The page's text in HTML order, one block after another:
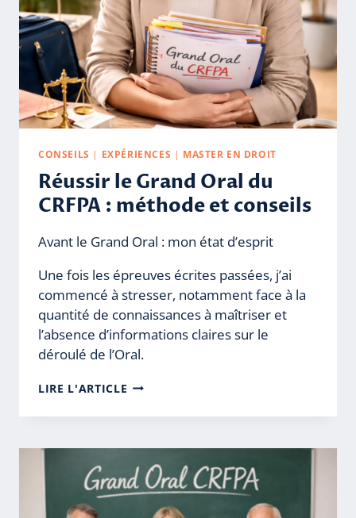
CONSEILS | EXPÉRIENCES | MASTER EN DROIT
Réussir le Grand Oral du
CRFPA : méthode et conseils
Avant le Grand Oral : mon état d’esprit
Une fois les épreuves écrites passées, j’ai
commencé à stresser, notamment face à la
quantité de connaissances à maîtriser et
l’absence d’informations claires sur le
déroulé de l’Oral.
LIRE L'ARTICLE RÉUSSIR
GRAND
DU
CRFPA
:
MÉTHODE